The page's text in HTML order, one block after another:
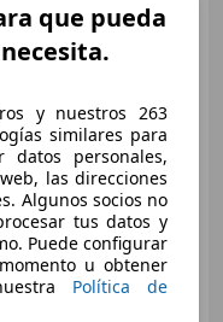
comparación
368 kW (500 CV)
que pueda
y nuestros 263
similares para
datos personales,
las direcciones
Algunos socios no
tus datos y
Puede configurar
u obtener
Política de